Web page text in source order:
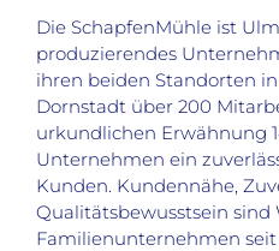
Die SchapfenMühle ist
produzierendes
ihren beiden Standorten
Dornstadt über 200
urkundlichen Erwähnung
Unternehmen ein
Kunden. Kundennähe,
Qualitätsbewusstsein sind
Familienunternehmen